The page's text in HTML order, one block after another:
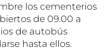
los cementerios
de 09.00 a
de autobús
hasta ellos.